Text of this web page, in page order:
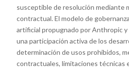
susceptible de resolución mediante
contractual. El modelo de
artificial propugnado por Anthropic y
una participación activa de los
determinación de usos prohibidos,
contractuales, limitaciones técnicas